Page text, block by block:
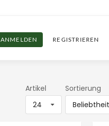
ANMELDEN REGISTRIEREN
Artikel
24
Sortierung
Beliebtheit